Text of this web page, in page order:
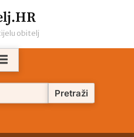
obitelj